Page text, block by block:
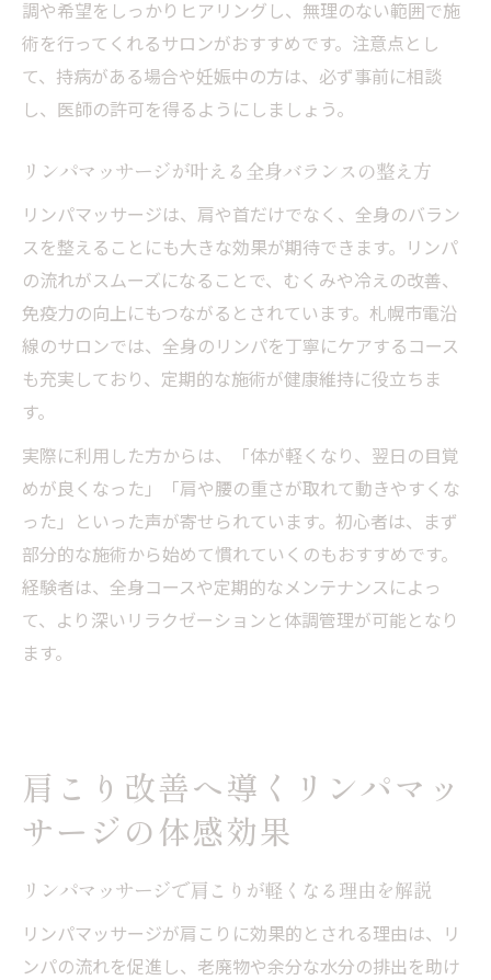
調や希望をしっかりヒアリングし、無理のない範囲で施
術を行ってくれるサロンがおすすめです。注意点とし
て、持病がある場合や妊娠中の方は、必ず事前に相談
し、医師の許可を得るようにしましょう。
リンパマッサージが叶える全身バランスの整え方
リンパマッサージは、肩や首だけでなく、全身のバラン
スを整えることにも大きな効果が期待できます。リンパ
の流れがスムーズになることで、むくみや冷えの改善、
免疫力の向上にもつながるとされています。札幌市電沿
線のサロンでは、全身のリンパを丁寧にケアするコース
も充実しており、定期的な施術が健康維持に役立ちま
す。
実際に利用した方からは、「体が軽くなり、翌日の目覚
めが良くなった」「肩や腰の重さが取れて動きやすくな
った」といった声が寄せられています。初心者は、まず
部分的な施術から始めて慣れていくのもおすすめです。
経験者は、全身コースや定期的なメンテナンスによっ
て、より深いリラクゼーションと体調管理が可能となり
ます。
肩こり改善へ導くリンパマッ
サージの体感効果
リンパマッサージで肩こりが軽くなる理由を解説
リンパマッサージが肩こりに効果的とされる理由は、リ
ンパの流れを促進し、老廃物や余分な水分の排出を助け